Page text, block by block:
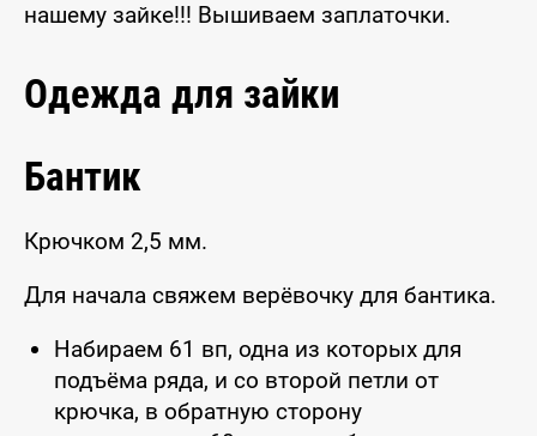
нашему зайке!!! Вышиваем заплаточки.
Одежда для зайки
Бантик
Крючком 2,5 мм.
Для начала свяжем верёвочку для бантика.
Набираем 61 вп, одна из которых для
подъёма ряда, и со второй петли от
крючка, в обратную сторону